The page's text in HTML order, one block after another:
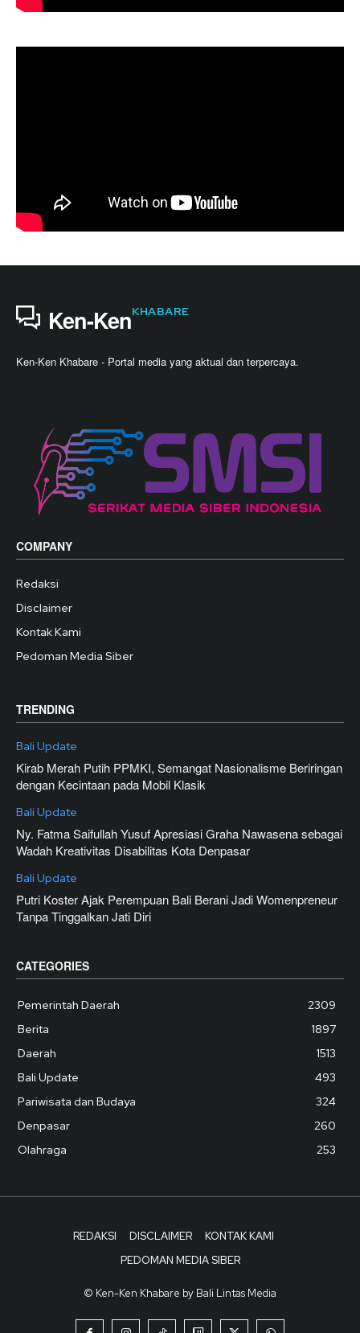
Ken-KenKHABARE
Ken-Ken Khabare - Portal media yang aktual dan terpercaya.
COMPANY
Redaksi
Disclaimer
Kontak Kami
Pedoman Media Siber
TRENDING
Bali Update
Kirab Merah Putih PPMKI, Semangat Nasionalisme Beriringan
dengan Kecintaan pada Mobil Klasik
Bali Update
Ny. Fatma Saifullah Yusuf Apresiasi Graha Nawasena sebagai
Wadah Kreativitas Disabilitas Kota Denpasar
Bali Update
Putri Koster Ajak Perempuan Bali Berani Jadi Womenpreneur
Tanpa Tinggalkan Jati Diri
CATEGORIES
Pemerintah Daerah
2309
Berita
1897
Daerah
1513
Bali Update
493
Pariwisata dan Budaya
324
Denpasar
260
Olahraga
253
REDAKSI DISCLAIMER
KONTAK KAMI
PEDOMAN MEDIA SIBER
© Ken-Ken Khabare by Bali Lintas Media